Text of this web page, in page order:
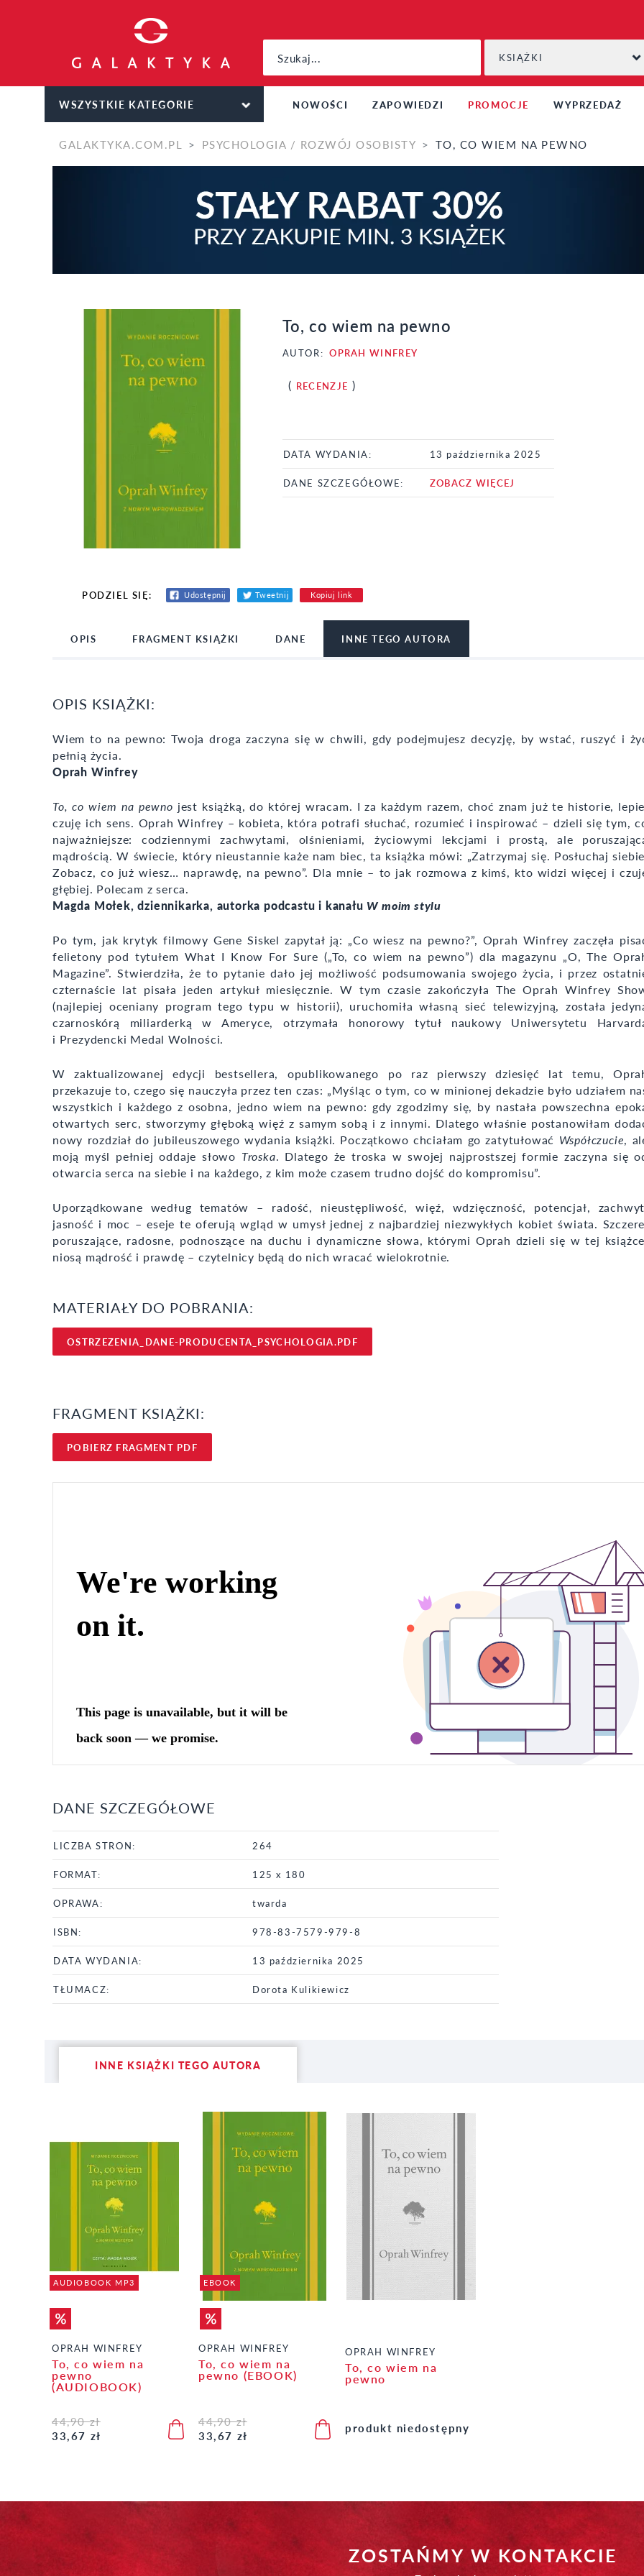
KSIĄŻKI
WSZYSTKIE KATEGORIE NOWOŚCI ZAPOWIEDZI PROMOCJE WYPRZEDAŻ
GALAKTYKA.COM.PL PSYCHOLOGIA / ROZWÓJ OSOBISTY TO, CO WIEM NA PEWNO
To, co wiem na pewno
AUTOR: OPRAH WINFREY
( RECENZJE )
DATA WYDANIA: 13 października 2025
DANE SZCZEGÓŁOWE: ZOBACZ WIĘCEJ
PODZIEL SIĘ: Udostępnij Tweetnij Kopiuj link
OPIS FRAGMENT KSIĄŻKI DANE INNE TEGO AUTORA
OPIS KSIĄŻKI:
Wiem to na pewno: Twoja droga zaczyna się w chwili, gdy podejmujesz decyzję, by wstać, ruszyć i
pełnią życia.
Oprah Winfrey
To, co wiem na pewno jest książką, do której wracam. I za każdym razem, choć znam już te historie,
czuję ich sens. Oprah Winfrey – kobieta, która potrafi słuchać, rozumieć i inspirować – dzieli się tym,
najważniejsze: codziennymi zachwytami, olśnieniami, życiowymi lekcjami i prostą, ale
mądrością. W świecie, który nieustannie każe nam biec, ta książka mówi: „Zatrzymaj się. Posłuchaj
Zobacz, co już wiesz… naprawdę, na pewno”. Dla mnie – to jak rozmowa z kimś, kto widzi więcej i
głębiej. Polecam z serca.
Magda Mołek, dziennikarka, autorka podcastu i kanału W moim stylu
Po tym, jak krytyk filmowy Gene Siskel zapytał ją: „Co wiesz na pewno?”, Oprah Winfrey zaczęła
felietony pod tytułem What I Know For Sure („To, co wiem na pewno”) dla magazynu „O, The
Magazine”. Stwierdziła, że to pytanie dało jej możliwość podsumowania swojego życia, i przez
czternaście lat pisała jeden artykuł miesięcznie. W tym czasie zakończyła The Oprah Winfrey
(najlepiej oceniany program tego typu w historii), uruchomiła własną sieć telewizyjną, została
czarnoskórą miliarderką w Ameryce, otrzymała honorowy tytuł naukowy Uniwersytetu
i Prezydencki Medal Wolności.
W zaktualizowanej edycji bestsellera, opublikowanego po raz pierwszy dziesięć lat temu,
przekazuje to, czego się nauczyła przez ten czas: „Myśląc o tym, co w minionej dekadzie było udziałem
wszystkich i każdego z osobna, jedno wiem na pewno: gdy zgodzimy się, by nastała powszechna
otwartych serc, stworzymy głęboką więź z samym sobą i z innymi. Dlatego właśnie postanowiłam
nowy rozdział do jubileuszowego wydania książki. Początkowo chciałam go zatytułować Współczucie,
moją myśl pełniej oddaje słowo Troska. Dlatego że troska w swojej najprostszej formie zaczyna się
otwarcia serca na siebie i na każdego, z kim może czasem trudno dojść do kompromisu”.
Uporządkowane według tematów – radość, nieustępliwość, więź, wdzięczność, potencjał,
jasność i moc – eseje te oferują wgląd w umysł jednej z najbardziej niezwykłych kobiet świata.
poruszające, radosne, podnoszące na duchu i dynamiczne słowa, którymi Oprah dzieli się w tej
niosą mądrość i prawdę – czytelnicy będą do nich wracać wielokrotnie.
MATERIAŁY DO POBRANIA:
OSTRZEZENIA_DANE-PRODUCENTA_PSYCHOLOGIA.PDF
FRAGMENT KSIĄŻKI:
POBIERZ FRAGMENT PDF
DANE SZCZEGÓŁOWE
LICZBA STRON: 264
FORMAT: 125 x 180
OPRAWA: twarda
ISBN: 978-83-7579-979-8
DATA WYDANIA: 13 października 2025
TŁUMACZ: Dorota Kulikiewicz
INNE KSIĄŻKI TEGO AUTORA
AUDIOBOOK MP3
OPRAH WINFREY
To, co wiem na
pewno
(AUDIOBOOK)
44,90 zł
33,67 zł
EBOOK
OPRAH WINFREY
To, co wiem na
pewno (EBOOK)
44,90 zł
33,67 zł
OPRAH WINFREY
To, co wiem na
pewno
produkt niedostępny
ZOSTAŃMY W KONTAKCIE